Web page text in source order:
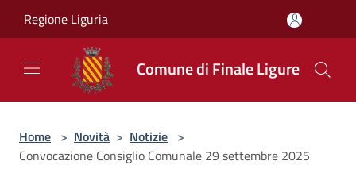
Regione Liguria
Comune di Finale Ligure
Home > Novità > Notizie >
Convocazione Consiglio Comunale 29 settembre 2025